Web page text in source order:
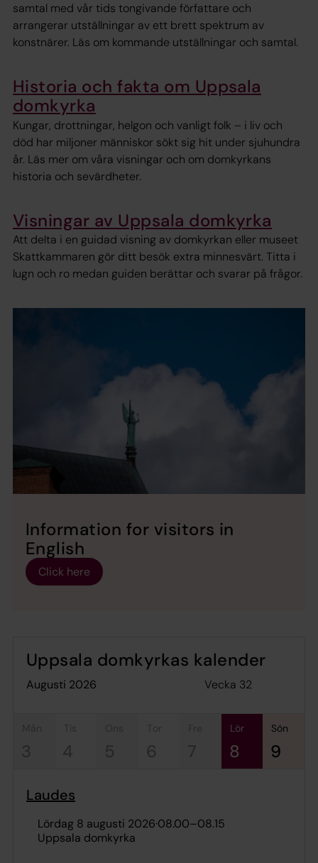
samtal med vår tids tongivande författare och
arrangerar utställningar av ett brett spektrum av
konstnärer. Läs om kommande utställningar och samtal.
Historia och fakta om Uppsala
domkyrka
Kungar, drottningar, helgon och vanligt folk – i liv och
död har miljoner människor sökt sig hit under sjuhundra
år. Läs mer om våra visningar och om domkyrkans
historia och sevärdheter.
Visningar av Uppsala domkyrka
Att delta i en guidad visning av domkyrkan eller museet
Skattkammaren gör ditt besök extra minnesvärt. Titta i
lugn och ro medan guiden berättar och svarar på frågor.
Information for visitors in
English
Click here
Uppsala domkyrkas kalender
augusti 2026 Vecka 32
tis
4
tor
6
lör
8
sön
9
Laudes
lördag 8 augusti 2026·08.00–08.15
Uppsala domkyrka